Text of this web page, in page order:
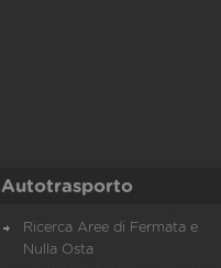
Autotrasporto
Ricerca Aree di Fermata e
Nulla Osta